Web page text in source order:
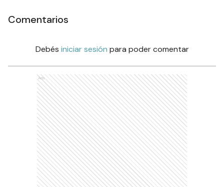
Comentarios
Debés iniciar sesión para poder comentar
Ads